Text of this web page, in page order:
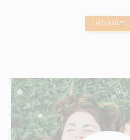
LIRE LA SUITE